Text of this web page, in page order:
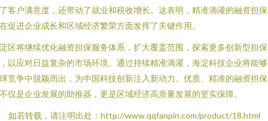
客户满意度，还带动了就业和税收增长。这表明，精准滴灌的融资担
促进企业成长和区域经济繁荣方面发挥了关键作用。
区将继续优化融资担保服务体系，扩大覆盖范围，探索更多创新型担
以应对日益复杂的市场环境。通过持续精准滴灌，海淀科技企业将能
竞争中脱颖而出，为中国科技创新注入新动力。优质、精准的融资担
仅是企业发展的助推器，更是区域经济高质量发展的坚实保障。
如若转载，请注明出处：http://www.qqfanpin.com/product/18.html